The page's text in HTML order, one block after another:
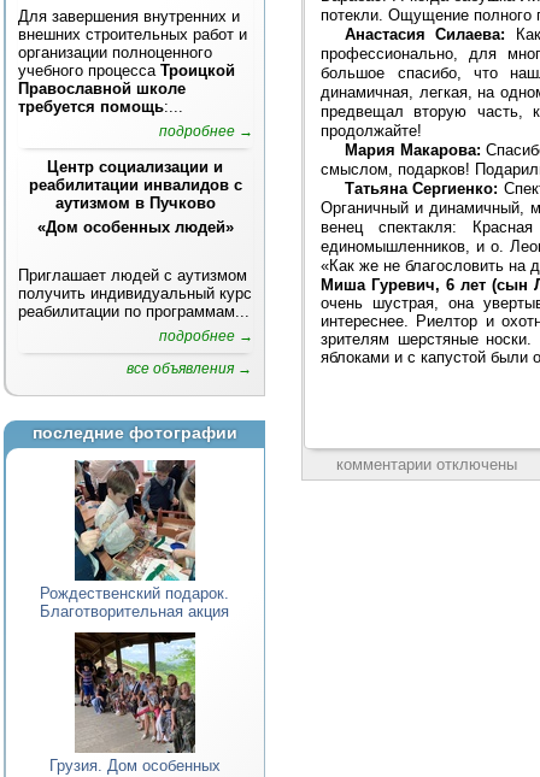
Для завершения внутренних и
внешних строительных работ и
организации полноценного
учебного процесса Троицкой
Православной школе
требуется помощь:...
подробнее →
Центр социализации и
реабилитации инвалидов с
аутизмом в Пучково
«Дом особенных людей»
Приглашает людей с аутизмом
получить индивидуальный курс
реабилитации по программам...
подробнее →
все объявления →
последние фотографии
Рождественский подарок.
Благотворительная акция
Грузия. Дом особенных
потекли. Ощущение полного
Анастасия Силаева:
профессионально, для
большое спасибо, что
динамичная, легкая, на
предвещал вторую часть,
продолжайте!
Мария Макарова:
смыслом, подарков!
Татьяна Сергиенко:
Органичный и динамичный,
венец спектакля:
единомышленников, и о.
«Как же не благословить на
Миша Гуревич, 6 лет (сын
очень шустрая, она
интереснее. Риелтор и
зрителям шерстяные
яблоками и с капустой были
комментарии отключены